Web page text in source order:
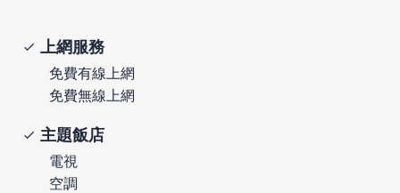
上網服務
免費有線上網
免費無線上網
主題飯店
電視
空調